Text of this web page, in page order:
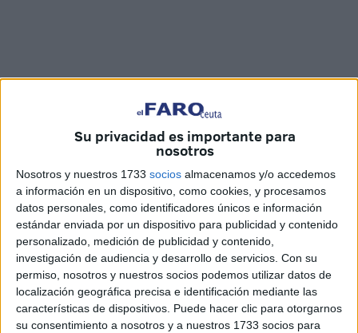
Su privacidad es importante para
nosotros
Nosotros y nuestros 1733 socios almacenamos y/o accedemos
a información en un dispositivo, como cookies, y procesamos
datos personales, como identificadores únicos e información
estándar enviada por un dispositivo para publicidad y contenido
personalizado, medición de publicidad y contenido,
investigación de audiencia y desarrollo de servicios. Con su
permiso, nosotros y nuestros socios podemos utilizar datos de
localización geográfica precisa e identificación mediante las
características de dispositivos. Puede hacer clic para otorgarnos
su consentimiento a nosotros y a nuestros 1733 socios para
La Asociación de Discapacitados de Enfermedades
Neurológicas –Enfermedades Raras- (ADEN), ha
celebrado este martes, en la céntrica plaza de los reyes de
Ceuta, elDía Mundial de las Enfermedades Raras
el lema ‘Haz que el tiempo vaya a nuestro favor’, con un
mostrador informativo y un mercadillo con objetos
realizados por usuarios de la asociación en el taller de
manualidades.